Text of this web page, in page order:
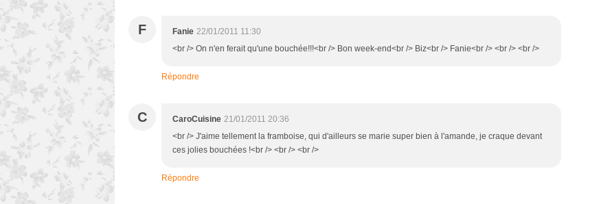
F Fanie 22/01/2011 11:30
<br /> On n'en ferait qu'une bouchée!!!<br /> Bon week-end<br /> Biz<br /> Fanie<br /> <br /> <br />
Répondre
C CaroCuisine 21/01/2011 20:36
<br /> J'aime tellement la framboise, qui d'ailleurs se marie super bien à l'amande, je craque devant
ces jolies bouchées !<br /> <br /> <br />
Répondre